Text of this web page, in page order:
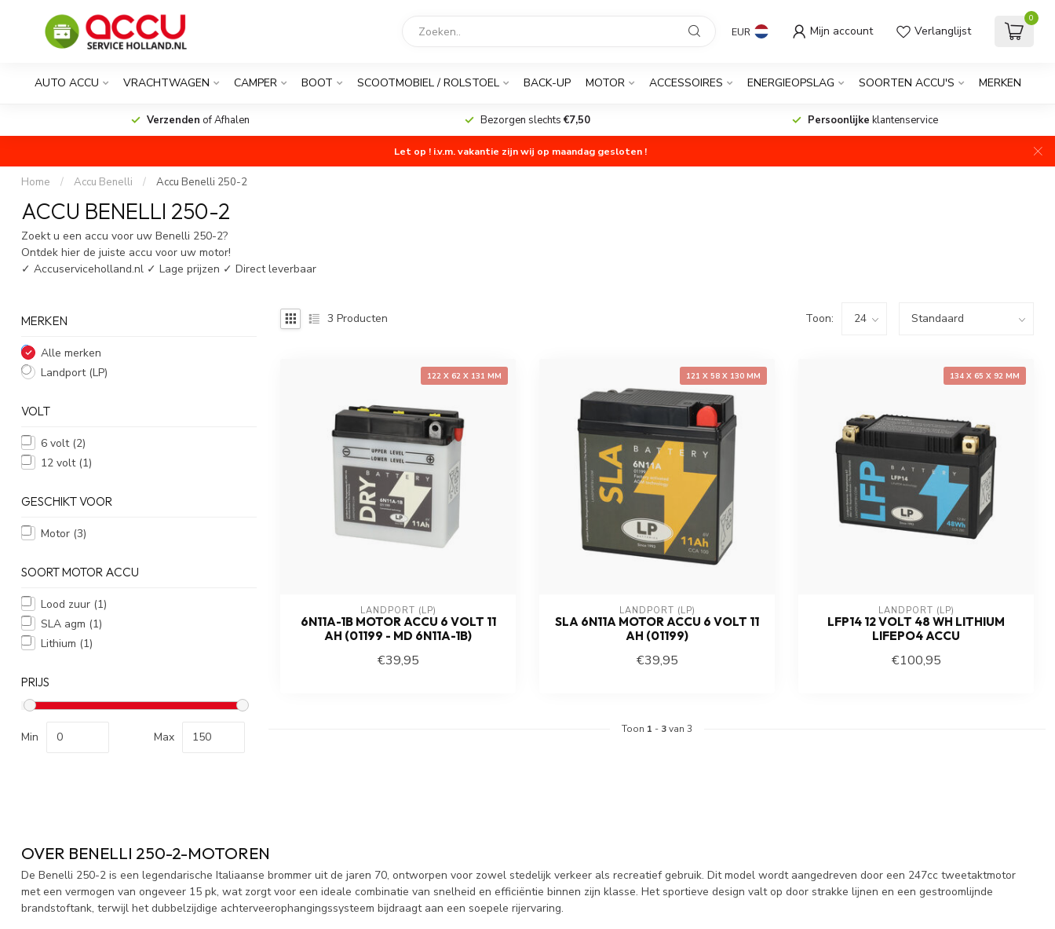
EUR Mijn account Verlanglijst
0
AUTO ACCU VRACHTWAGEN CAMPER BOOT SCOOTMOBIEL / ROLSTOEL BACK-UP MOTOR ACCESSOIRES ENERGIEOPSLAG SOORTEN ACCU'S MERKEN
Verzenden of Afhalen Bezorgen slechts€7,50 Persoonlijke klantenservice
Let op ! i.v.m. vakantie zijn wij op maandag gesloten !
Home / Accu Benelli / Accu Benelli 250-2
ACCU BENELLI 250-2
Zoekt u een accu voor uw Benelli 250-2?
Ontdek hier de juiste accu voor uw motor!
✓ Accuserviceholland.nl ✓ Lage prijzen ✓ Direct leverbaar
MERKEN
Alle merken
Landport (LP)
VOLT
6 volt (2)
12 volt (1)
GESCHIKT VOOR
Motor (3)
SOORT MOTOR ACCU
Lood zuur (1)
SLA agm (1)
Lithium (1)
PRIJS
Min Max
3 Producten Toon:
122 X 62 X 131 MM
LANDPORT (LP)
6N11A-1B MOTOR ACCU 6 VOLT 11
AH (01199 - MD 6N11A-1B)
€39,95
121 X 58 X 130 MM
LANDPORT (LP)
SLA 6N11A MOTOR ACCU 6 VOLT 11
AH (01199)
€39,95
134 X 65 X 92 MM
LANDPORT (LP)
LFP14 12 VOLT 48 WH LITHIUM
LIFEPO4 ACCU
€100,95
Toon 1 - 3van 3
OVER BENELLI 250-2-MOTOREN
De Benelli 250-2 is een legendarische Italiaanse brommer uit de jaren 70, ontworpen voor zowel stedelijk verkeer als recreatief gebruik. Dit model wordt aangedreven door een 247cc tweetaktmotor
met een vermogen van ongeveer 15 pk, wat zorgt voor een ideale combinatie van snelheid en efficiëntie binnen zijn klasse. Het sportieve design valt op door strakke lijnen en een gestroomlijnde
brandstoftank, terwijl het dubbelzijdige achterveerophangingssysteem bijdraagt aan een soepele rijervaring.